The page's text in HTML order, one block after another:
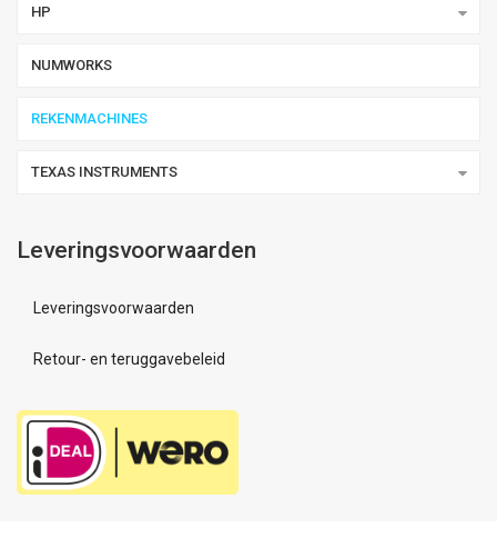
HP
NUMWORKS
REKENMACHINES
TEXAS INSTRUMENTS
Leveringsvoorwaarden
Leveringsvoorwaarden
Retour- en teruggavebeleid